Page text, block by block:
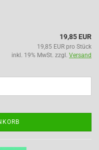
19,85 EUR
19,85 EUR pro Stück
inkl. 19% MwSt. zzgl. Versand